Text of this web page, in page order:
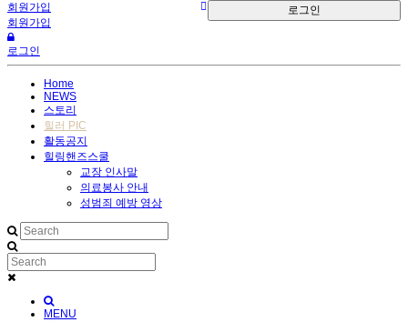
회원가입
로그인
회원가입
로그인
Home
NEWS
스토리
힐러 PIC
활동공지
힐링핸즈스쿨
교장 인사말
의료봉사 안내
성범죄 예방 영상
MENU
Sketchbook5, 스케치북5